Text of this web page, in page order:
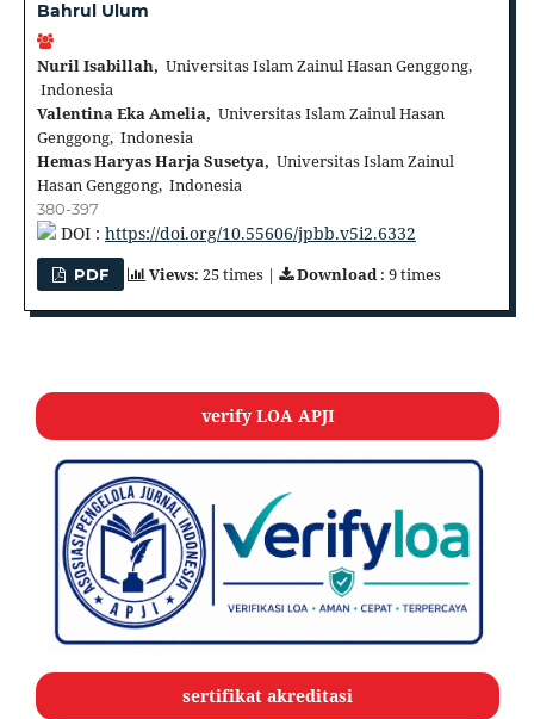
Bahrul Ulum
Nuril Isabillah, Universitas Islam Zainul Hasan Genggong,
Indonesia
Valentina Eka Amelia, Universitas Islam Zainul Hasan
Genggong, Indonesia
Hemas Haryas Harja Susetya, Universitas Islam Zainul
Hasan Genggong, Indonesia
380-397
DOI : https://doi.org/10.55606/jpbb.v5i2.6332
PDF Views: 25 times | Download: 9 times
verify LOA APJI
sertifikat akreditasi